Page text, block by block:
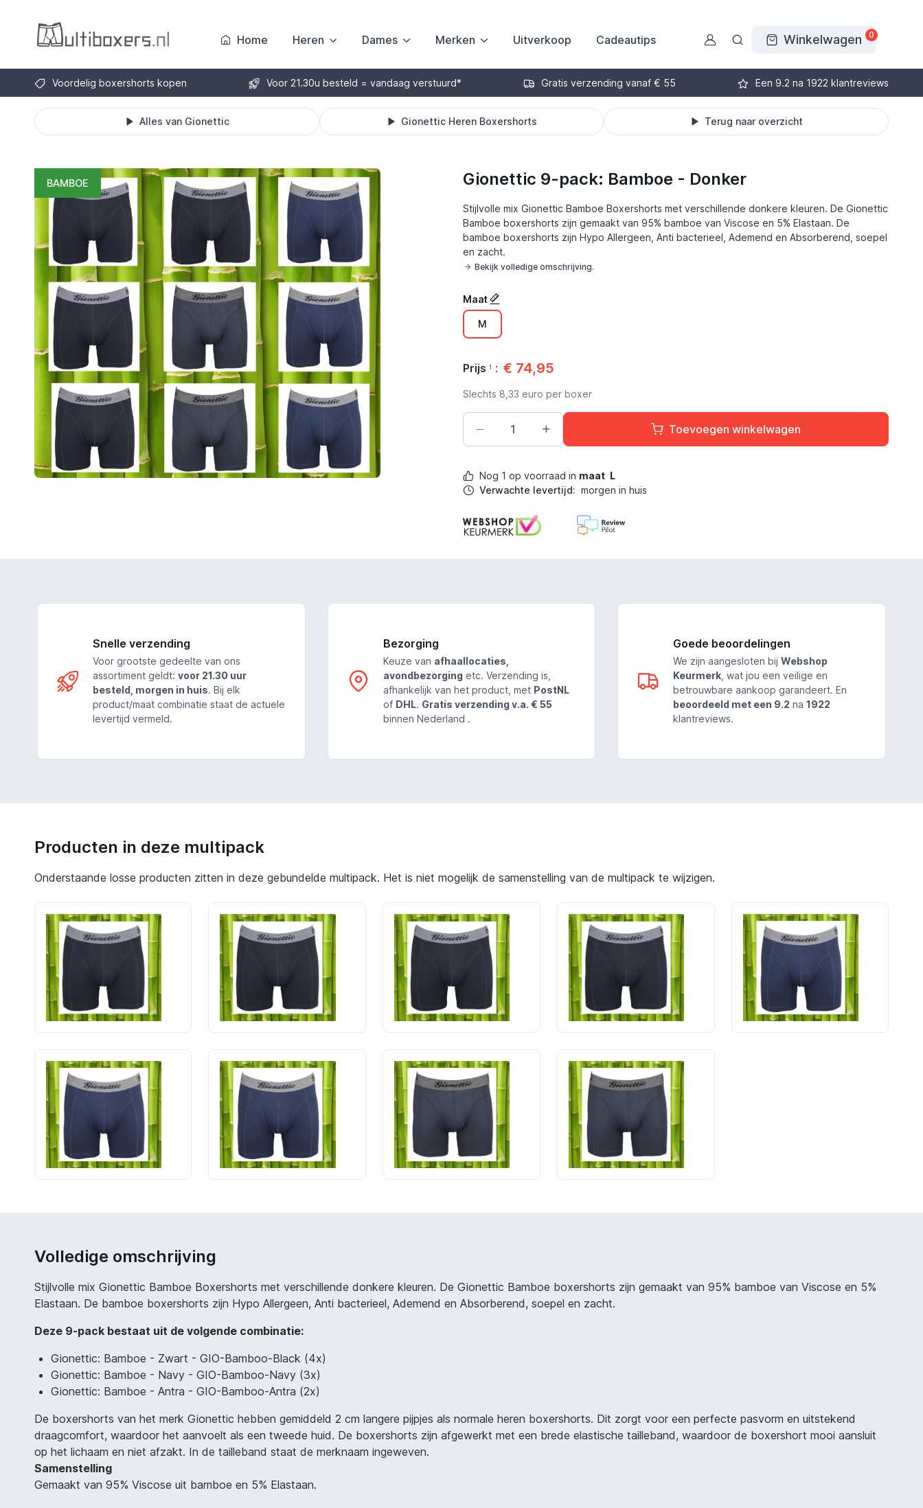
Home Heren Dames Merken Uitverkoop Cadeautips Winkelwagen 0
Voordelig boxershorts kopen Voor 21.30u besteld = vandaag verstuurd* Gratis verzending vanaf € 55 Een 9.2 na 1922 klantreviews
Alles van Gionettic Gionettic Heren Boxershorts Terug naar overzicht
BAMBOE Gionettic 9-pack: Bamboe - Donker
Stijlvolle mix Gionettic Bamboe Boxershorts met verschillende donkere kleuren. De Gionettic
Bamboe boxershorts zijn gemaakt van 95% bamboe van Viscose en 5% Elastaan. De
bamboe boxershorts zijn Hypo Allergeen, Anti bacterieel, Ademend en Absorberend, soepel
en zacht.
Bekijk volledige omschrijving.
Maat
M
Prijs1 : € 74,95
Slechts 8,33 euro per boxer
Toevoegen winkelwagen
Nog 1 op voorraad in maat L
Verwachte levertijd: morgen in huis
Snelle verzending
Voor grootste gedeelte van ons
assortiment geldt: voor 21.30 uur
besteld, morgen in huis. Bij elk
product/maat combinatie staat de actuele
levertijd vermeld.
Bezorging
Keuze van afhaallocaties,
avondbezorgingetc. Verzending is,
afhankelijk van het product, met PostNL
of DHL. Gratis verzending v.a. € 55
binnen Nederland .
Goede beoordelingen
We zijn aangesloten bijWebshop
Keurmerk , wat jou een veilige en
betrouwbare aankoop garandeert. En
beoordeeld met een 9.2 na1922
klantreviews.
Producten in deze multipack
Onderstaande losse producten zitten in deze gebundelde multipack. Het is niet mogelijk de samenstelling van de multipack te wijzigen.
Volledige omschrijving
Stijlvolle mix Gionettic Bamboe Boxershorts met verschillende donkere kleuren. De Gionettic Bamboe boxershorts zijn gemaakt van 95% bamboe van Viscose en 5%
Elastaan. De bamboe boxershorts zijn Hypo Allergeen, Anti bacterieel, Ademend en Absorberend, soepel en zacht.
Deze 9-pack bestaat uit de volgende combinatie:
Gionettic: Bamboe - Zwart - GIO-Bamboo-Black (4x)
Gionettic: Bamboe - Navy - GIO-Bamboo-Navy (3x)
Gionettic: Bamboe - Antra - GIO-Bamboo-Antra (2x)
De boxershorts van het merk Gionettic hebben gemiddeld 2 cm langere pijpjes als normale heren boxershorts. Dit zorgt voor een perfecte pasvorm en uitstekend
draagcomfort, waardoor het aanvoelt als een tweede huid. De boxershorts zijn afgewerkt met een brede elastische tailleband, waardoor de boxershort mooi aansluit
op het lichaam en niet afzakt. In de tailleband staat de merknaam ingeweven.
Samenstelling
Gemaakt van 95% Viscose uit bamboe en 5% Elastaan.